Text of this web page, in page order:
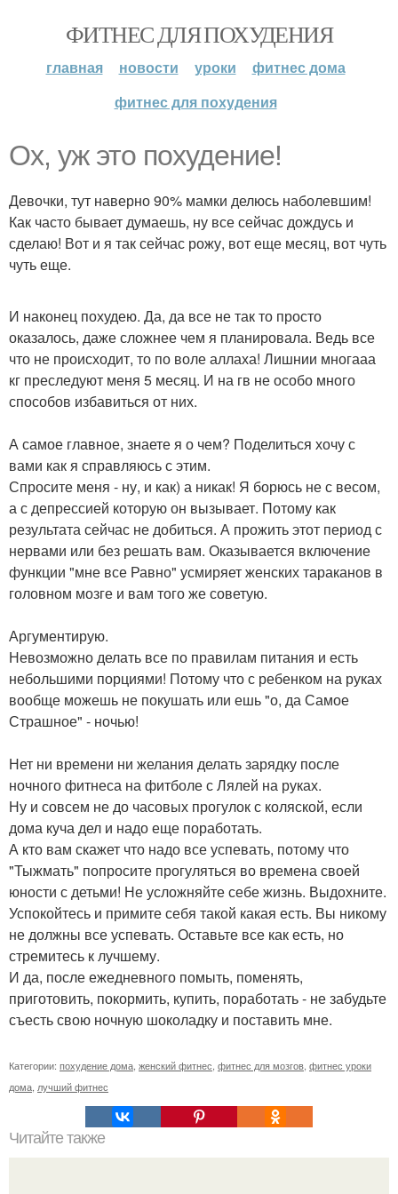
ФИТНЕС ДЛЯ ПОХУДЕНИЯ
главная новости уроки
фитнес дома
фитнес для похудения
Ох, уж это похудение!
Девочки, тут наверно 90% мамки делюсь наболевшим!
Как часто бывает думаешь, ну все сейчас дождусь и
сделаю! Вот и я так сейчас рожу, вот еще месяц, вот чуть
чуть еще.
И наконец похудею. Да, да все не так то просто
оказалось, даже сложнее чем я планировала. Ведь все
что не происходит, то по воле аллаха! Лишнии многааа
кг преследуют меня 5 месяц. И на гв не особо много
способов избавиться от них.
А самое главное, знаете я о чем? Поделиться хочу с
вами как я справляюсь с этим.
Спросите меня - ну, и как) а никак! Я борюсь не с весом,
а с депрессией которую он вызывает. Потому как
результата сейчас не добиться. А прожить этот период с
нервами или без решать вам. Оказывается включение
функции "мне все Равно" усмиряет женских тараканов в
головном мозге и вам того же советую.
Аргументирую.
Невозможно делать все по правилам питания и есть
небольшими порциями! Потому что с ребенком на руках
вообще можешь не покушать или ешь "о, да Самое
Страшное" - ночью!
Нет ни времени ни желания делать зарядку после
ночного фитнеса на фитболе с Лялей на руках.
Ну и совсем не до часовых прогулок с коляской, если
дома куча дел и надо еще поработать.
А кто вам скажет что надо все успевать, потому что
"Тыжмать" попросите прогуляться во времена своей
юности с детьми! Не усложняйте себе жизнь. Выдохните.
Успокойтесь и примите себя такой какая есть. Вы никому
не должны все успевать. Оставьте все как есть, но
стремитесь к лучшему.
И да, после ежедневного помыть, поменять,
приготовить, покормить, купить, поработать - не забудьте
съесть свою ночную шоколадку и поставить мне.
Категории: похудение дома женский фитнес фитнес для мозгов фитнес уроки
дома лучший фитнес
Читайте также